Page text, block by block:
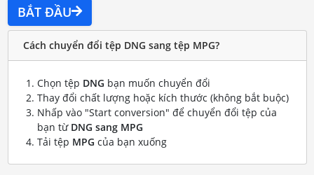
BẮT ĐẦU
Cách chuyển đổi tệp DNG sang tệp MPG?
Chọn tệp DNG bạn muốn chuyển đổi
Thay đổi chất lượng hoặc kích thước (không bắt buộc)
Nhấp vào "Start conversion" để chuyển đổi tệp của
bạn từ DNG sang MPG
Tải tệp MPG của bạn xuống